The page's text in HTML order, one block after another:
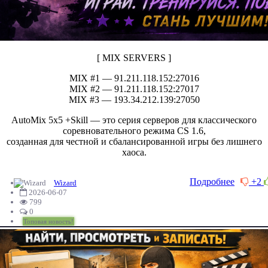
[ MIX SERVERS ]
MIX #1 — 91.211.118.152:27016
MIX #2 — 91.211.118.152:27017
MIX #3 — 193.34.212.139:27050
AutoMix 5x5 +Skill — это серия серверов для классического
соревновательного режима CS 1.6,
созданная для честной и сбалансированной игры без лишнего
хаоса.
+2
Подробнее
Wizard
2026-06-07
799
0
Топовая новость!